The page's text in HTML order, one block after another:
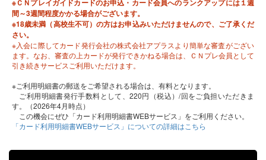
※ＣＮプレイガイドカードのお申込・カード会員へのランクアップには１週
間～3週間程度かかる場合がございます。
※18歳未満（高校生不可）の方はお申込みいただけませんので、ご了承くだ
さい。
※入会に際してカード発行会社の株式会社アプラスより簡単な審査がござい
ます。なお、審査の上カードが発行できかねる場合は、ＣＮプレ会員として
引き続きサービスご利用いただけます。
※ご利用明細書の郵送をご希望される場合は、有料となります。
ご利用明細書発行手数料として、220円（税込）/回をご負担いただきま
す。（2026年4月時点）
この機会にぜひ「カード利用明細書WEBサービス」をご利用ください。
「カード利用明細書WEBサービス」についての詳細はこちら